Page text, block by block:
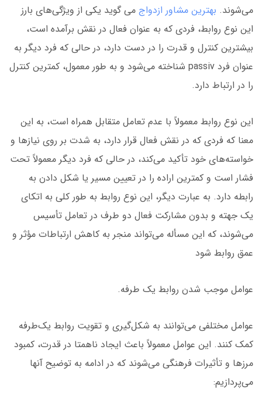
می‌شوند. بهترین مشاور ازدواج می گوید یکی از ویژگی‌های بارز
این نوع روابط، فردی که به عنوان فعال در نقش برآمده است،
بیشترین کنترل و قدرت را در دست دارد، در حالی که فرد دیگر به
عنوان فرد passiv شناخته می‌شود و به طور معمول، کمترین کنترل
را در ارتباط دارد.
این نوع روابط معمولاً با عدم تعامل متقابل همراه است، به این
معنا که فردی که در نقش فعال قرار دارد، به شدت بر روی نیازها و
خواسته‌های خود تأکید می‌کند، در حالی که فرد دیگر معمولاً تحت
فشار است و کمترین اراده را در تعیین مسیر یا شکل دادن به
رابطه دارد. به عبارت دیگر، این نوع روابط به طور کلی به اتکای
یک جهته و بدون مشارکت فعال دو طرف در تعامل تأسیس
می‌شوند، که این مسأله می‌تواند منجر به کاهش ارتباطات مؤثر و
عمق روابط شود
عوامل موجب شدن روابط یک طرفه.
عوامل مختلفی می‌توانند به شکل‌گیری و تقویت روابط یک‌طرفه
کمک کنند. این عوامل معمولاً باعث ایجاد ناهمتا در قدرت، کمبود
مرزها و تأثیرات فرهنگی می‌شوند که در ادامه به توضیح آنها
می‌پردازیم: